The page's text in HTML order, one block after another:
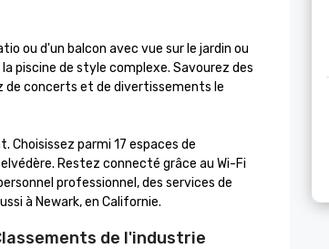
ou d'un balcon avec vue sur le jardin ou
piscine de style complexe. Savourez des
de concerts et de divertissements le
parmi 17 espaces de
Restez connecté grâce au Wi-Fi
professionnel, des services de
à Newark, en Californie.
de l'industrie